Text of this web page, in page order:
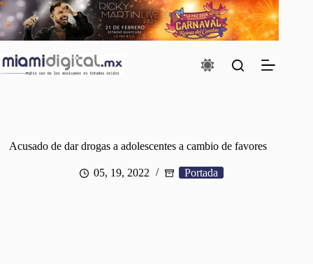
Saltar
al
contenido
Acusado de dar drogas a adolescentes a cambio de favores
05, 19, 2022 Portada